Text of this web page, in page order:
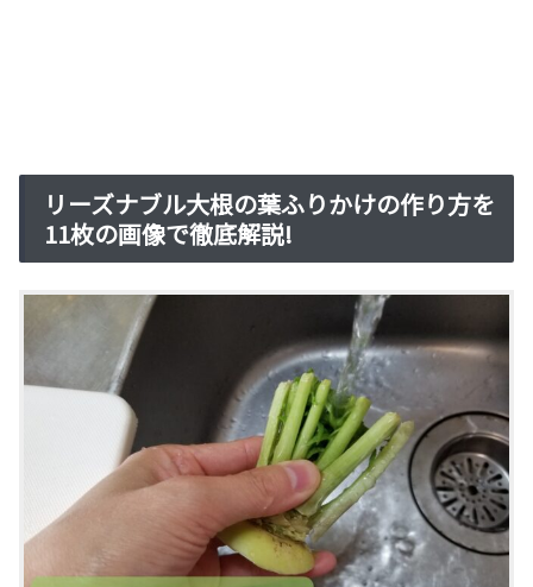
リーズナブル大根の葉ふりかけの作り方を
11枚の画像で徹底解説!